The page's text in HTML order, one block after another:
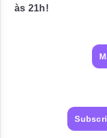
às 21h!